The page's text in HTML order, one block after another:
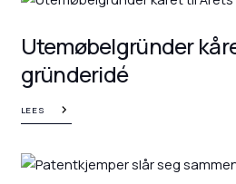
Utemøbelgründer
gründeridé
LEES